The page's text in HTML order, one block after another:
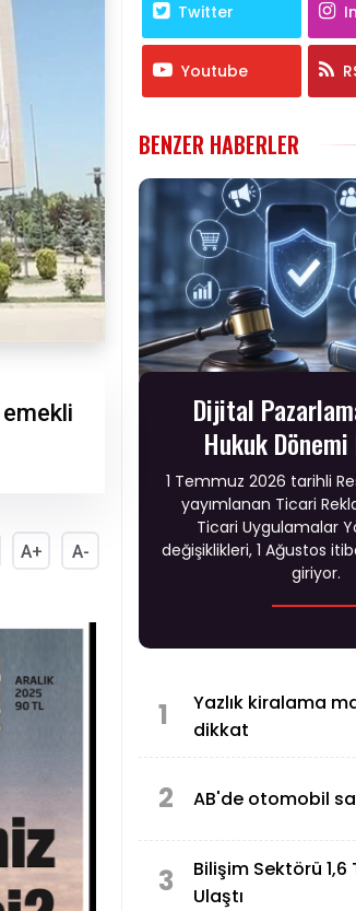
A+ A-
Twitter
Youtube
BENZER HABERLER
Dijital
Hukuk Dönemi
1 Temmuz 2026 tarihli
yayımlanan Ticari
Ticari Uygulamalar
değişiklikleri, 1 Ağustos
giriyor.
1
Yazlık kiralama
dikkat
2 AB'de otomobil
3
Bilişim Sektörü 1,6
Ulaştı